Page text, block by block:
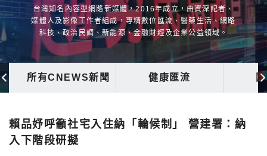
台灣知名內容型網路新媒體，2016年成立，由資深記者、
媒體人及影像工作者組成，專精數位匯流、醫藥生活、網路
科技、政治民調、新能源、金融財經及企業公益領域。
所有CNEWS新聞 健康匯流
賴品妤呼籲社宅入住納「輪候制」 營建署：納
入下階段研擬